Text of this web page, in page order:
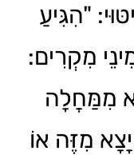
"הִגִּיעַ
מִקְרִים:
מִמַּחֲלָה
מִזֶּה אוֹ